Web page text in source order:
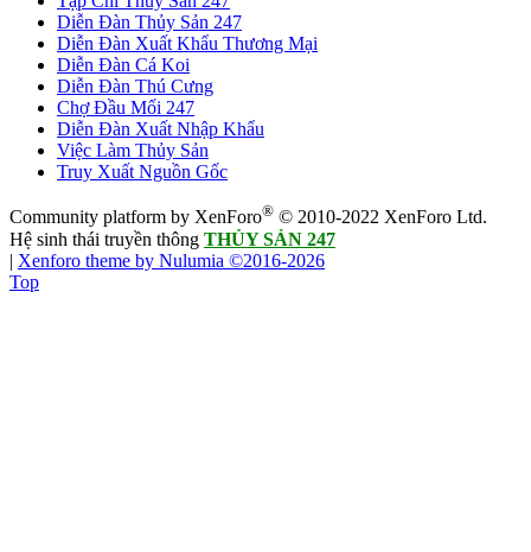
Diễn Đàn Thủy Sản 247
Diễn Đàn Xuất Khẩu Thương Mại
Diễn Đàn Cá Koi
Diễn Đàn Thú Cưng
Chợ Đầu Mối 247
Diễn Đàn Xuất Nhập Khẩu
Việc Làm Thủy Sản
Truy Xuất Nguồn Gốc
Community platform by XenForo® © 2010-2022 XenForo Ltd.
Hệ sinh thái truyền thông THỦY SẢN 247
| Xenforo theme by Nulumia ©2016-2026
Top